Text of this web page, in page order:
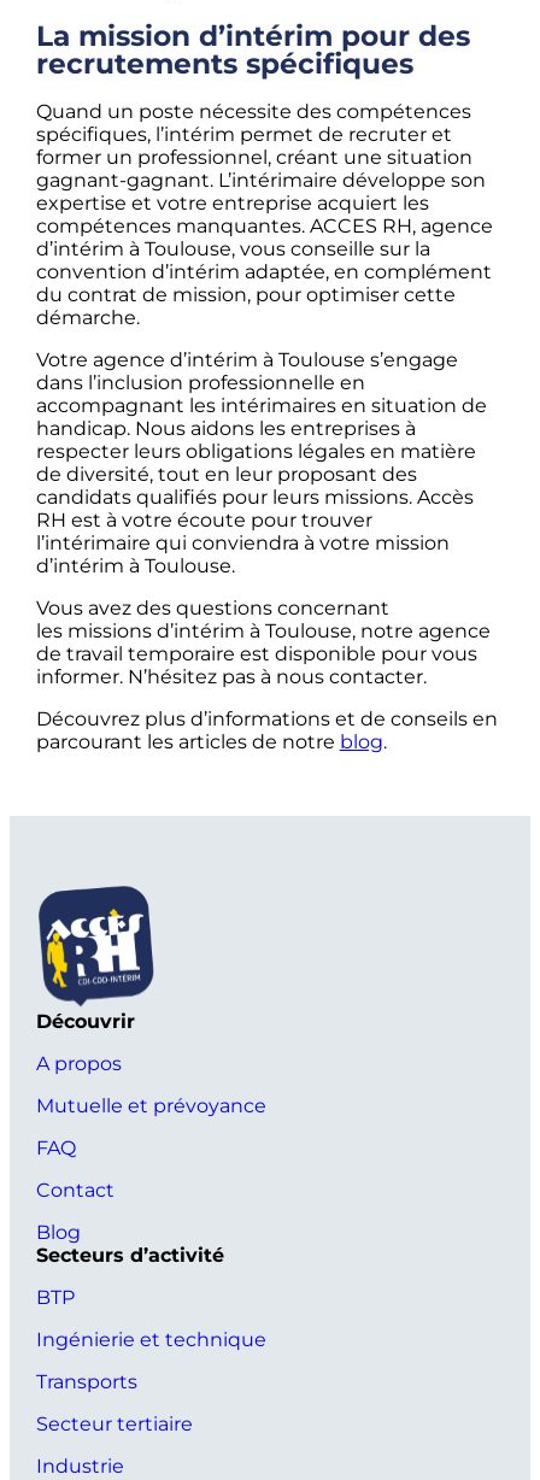
La mission d’intérim pour des
recrutements spécifiques
Quand un poste nécessite des compétences
spécifiques, l’intérim permet de recruter et
former un professionnel, créant une situation
gagnant-gagnant. L’intérimaire développe son
expertise et votre entreprise acquiert les
compétences manquantes. ACCES RH, agence
d’intérim à Toulouse, vous conseille sur la
convention d’intérim adaptée, en complément
du contrat de mission, pour optimiser cette
démarche.
Votre agence d’intérim à Toulouse s’engage
dans l’inclusion professionnelle en
accompagnant les intérimaires en situation de
handicap. Nous aidons les entreprises à
respecter leurs obligations légales en matière
de diversité, tout en leur proposant des
candidats qualifiés pour leurs missions. Accès
RH est à votre écoute pour trouver
l’intérimaire qui conviendra à votre mission
d’intérim à Toulouse.
Vous avez des questions concernant
les missions d’intérim à Toulouse, notre agence
de travail temporaire est disponible pour vous
informer. N’hésitez pas à nous contacter.
Découvrez plus d’informations et de conseils en
parcourant les articles de notre blog.
Découvrir
A propos
Mutuelle et prévoyance
FAQ
Contact
Blog
Secteurs d’activité
BTP
Ingénierie et technique
Transports
Secteur tertiaire
Industrie